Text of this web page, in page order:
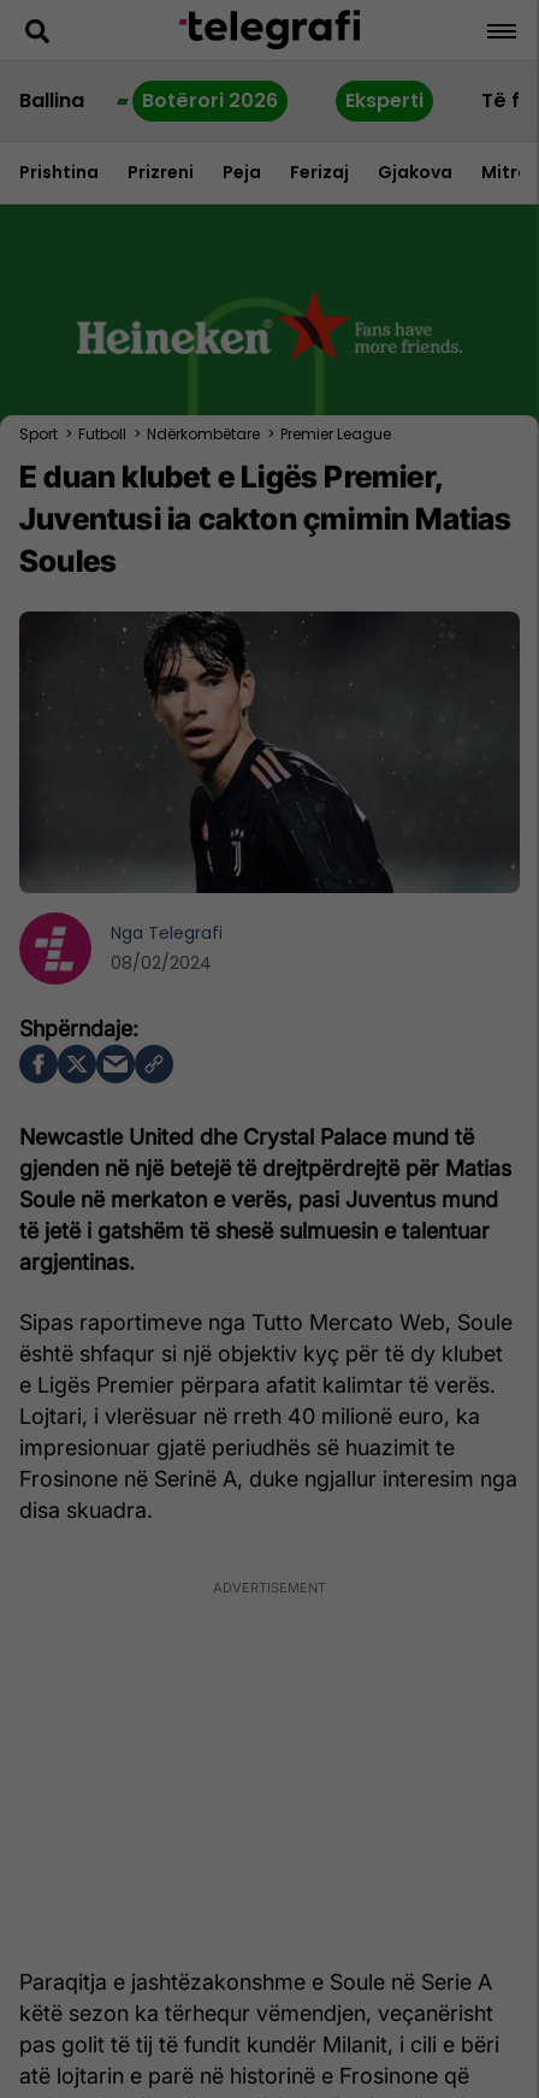
Ballina Botërori 2026 Eksperti Të
Prishtina Prizreni Peja Ferizaj Gjakova
Sport > Futboll > Ndërkombëtare > Premier League
E duan klubet e Ligës Premier,
Juventusi ia cakton çmimin Matias
Soules
Newcastle United dhe Crystal Palace mund të
gjenden në një betejë të drejtpërdrejtë për Matias
Soule në merkaton e verës, pasi Juventus mund
të jetë i gatshëm të shesë sulmuesin e talentuar
argjentinas.
Sipas raportimeve nga Tutto Mercato Web, Soule
është shfaqur si një objektiv kyç për të dy klubet
e Ligës Premier përpara afatit kalimtar të verës.
Lojtari, i vlerësuar në rreth 40 milionë euro, ka
impresionuar gjatë periudhës së huazimit te
Frosinone në Serinë A, duke ngjallur interesim nga
disa skuadra.
Paraqitja e jashtëzakonshme e Soule në Serie A
këtë sezon ka tërhequr vëmendjen, veçanërisht
pas golit të tij të fundit kundër Milanit, i cili e bëri
atë lojtarin e parë në historinë e Frosinone që
Nga Telegrafi
08/02/2024